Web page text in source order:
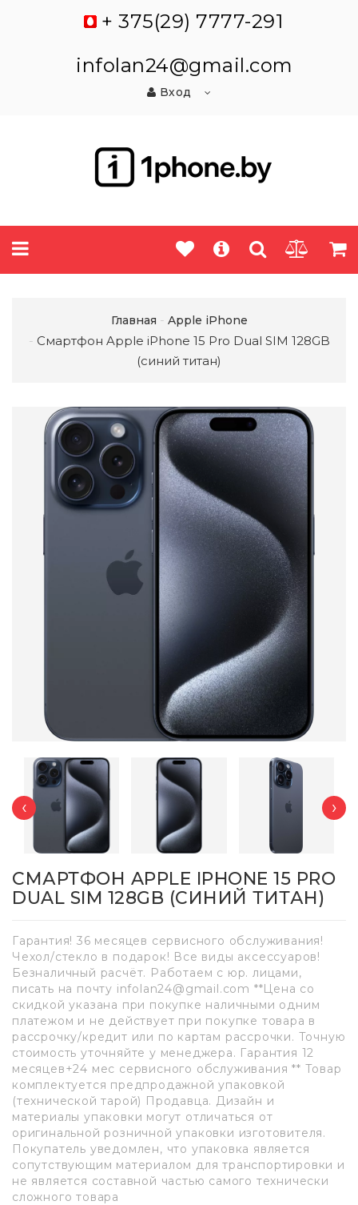
+ 375(29) 7777-291
infolan24@gmail.com
Вход
Главная Apple iPhone
Смартфон Apple iPhone 15 Pro Dual SIM 128GB
(синий титан)
‹ ›
СМАРТФОН APPLE IPHONE 15 PRO
DUAL SIM 128GB (СИНИЙ ТИТАН)
Гарантия! 36 месяцев сервисного обслуживания!
Чехол/стекло в подарок! Все виды аксессуаров!
Безналичный расчёт. Работаем с юр. лицами,
писать на почту infolan24@gmail.com **Цена со
скидкой указана при покупке наличными одним
платежом и не действует при покупке товара в
рассрочку/кредит или по картам рассрочки. Точную
стоимость уточняйте у менеджера. Гарантия 12
месяцев+24 мес сервисного обслуживания ** Товар
комплектуется предпродажной упаковкой
(технической тарой) Продавца. Дизайн и
материалы упаковки могут отличаться от
оригинальной розничной упаковки изготовителя.
Покупатель уведомлен, что упаковка является
сопутствующим материалом для транспортировки и
не является составной частью самого технически
сложного товара